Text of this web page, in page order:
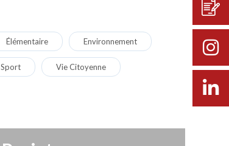
Élémentaire Environnement
Sport Vie Citoyenne